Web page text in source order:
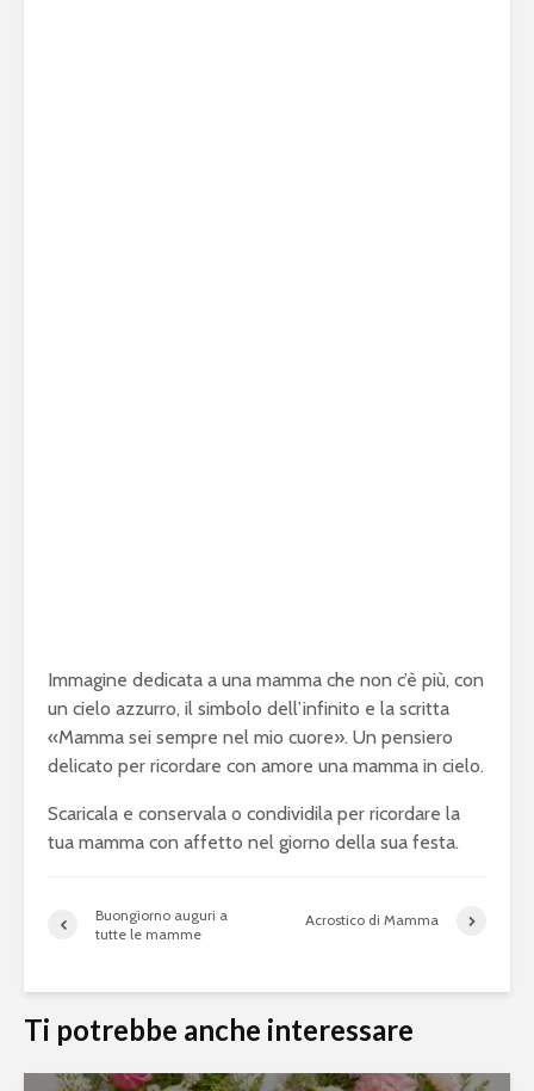
Immagine dedicata a una mamma che non c’è più, con
un cielo azzurro, il simbolo dell’infinito e la scritta
«Mamma sei sempre nel mio cuore». Un pensiero
delicato per ricordare con amore una mamma in cielo.
Scaricala e conservala o condividila per ricordare la
tua mamma con affetto nel giorno della sua festa.
Buongiorno auguri a
tutte le mamme
Acrostico di Mamma
Ti potrebbe anche interessare